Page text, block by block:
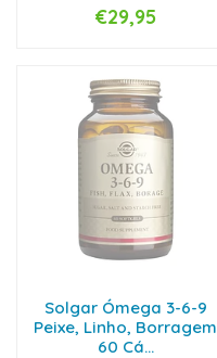
€29,95
Solgar Ómega 3-6-9
Peixe, Linho, Borragem
60 Cá...